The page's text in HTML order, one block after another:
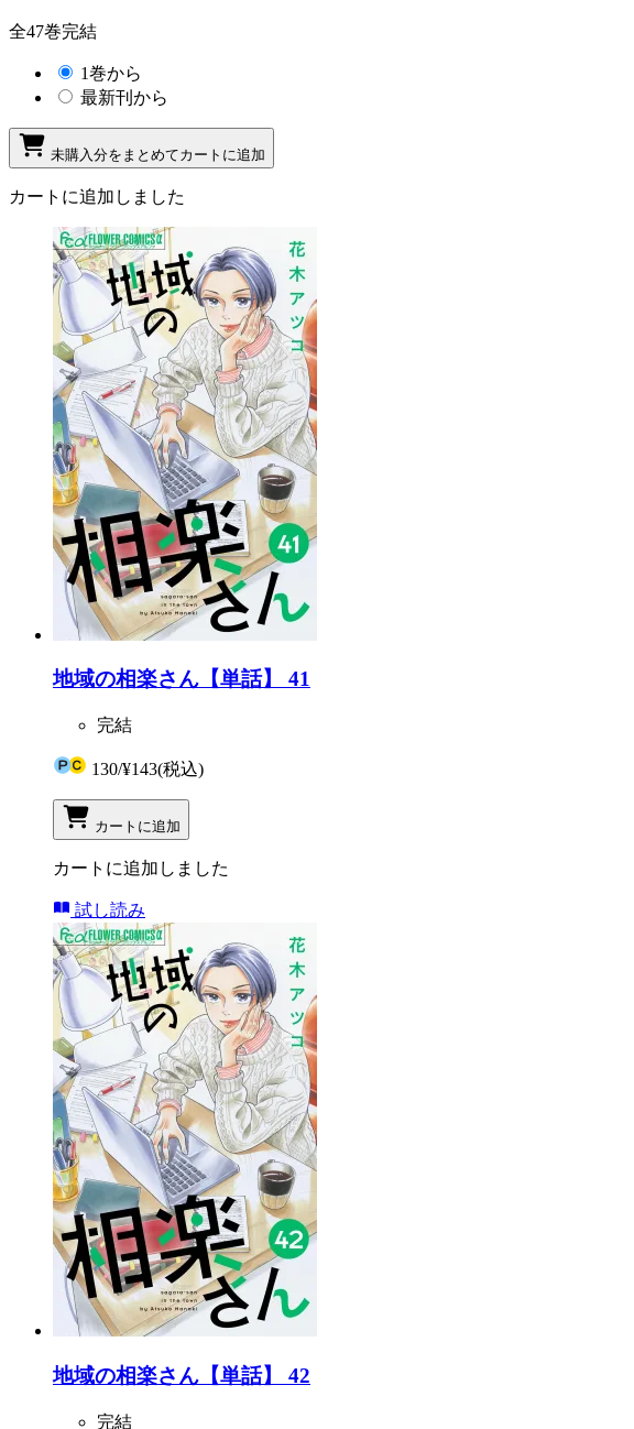
全47巻完結
1巻から
最新刊から
未購入分をまとめてカートに追加
カートに追加しました
地域の相楽さん【単話】 41
完結
130/¥143(税込)
カートに追加
カートに追加しました
試し読み
地域の相楽さん【単話】 42
完結